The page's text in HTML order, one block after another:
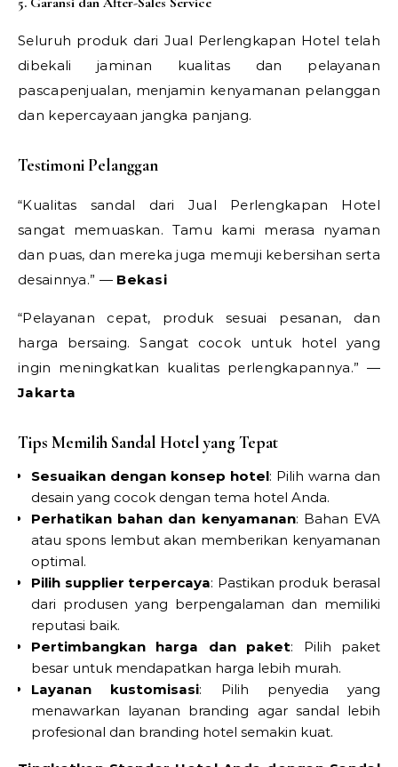
Seluruh produk dari Jual Perlengkapan Hotel telah
dibekali jaminan kualitas dan pelayanan
pascapenjualan, menjamin kenyamanan pelanggan
dan kepercayaan jangka panjang.
Testimoni Pelanggan
“Kualitas sandal dari Jual Perlengkapan Hotel
sangat memuaskan. Tamu kami merasa nyaman
dan puas, dan mereka juga memuji kebersihan serta
desainnya.” — Bekasi
“Pelayanan cepat, produk sesuai pesanan, dan
harga bersaing. Sangat cocok untuk hotel yang
ingin meningkatkan kualitas perlengkapannya.” —
Jakarta
Tips Memilih Sandal Hotel yang Tepat
Sesuaikan dengan konsep hotel: Pilih warna dan
desain yang cocok dengan tema hotel Anda.
Perhatikan bahan dan kenyamanan: Bahan EVA
atau spons lembut akan memberikan kenyamanan
optimal.
Pilih supplier terpercaya: Pastikan produk berasal
dari produsen yang berpengalaman dan memiliki
reputasi baik.
Pertimbangkan harga dan paket: Pilih paket
besar untuk mendapatkan harga lebih murah.
Layanan kustomisasi: Pilih penyedia yang
menawarkan layanan branding agar sandal lebih
profesional dan branding hotel semakin kuat.